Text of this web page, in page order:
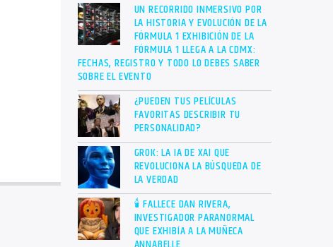
UN RECORRIDO INMERSIVO POR
LA HISTORIA Y EVOLUCIÓN DE LA
FÓRMULA 1 EXHIBICIÓN DE LA
FÓRMULA 1 LLEGA A LA CDMX:
FECHAS, REGISTRO Y TODO LO DEBES SABER
SOBRE EL EVENTO
¿PUEDEN TUS PELÍCULAS
FAVORITAS DESCRIBIR TU
PERSONALIDAD?
GROK: LA IA DE XAI QUE
REVOLUCIONA LA BÚSQUEDA DE
LA VERDAD
🕯 FALLECE DAN RIVERA,
INVESTIGADOR PARANORMAL
QUE EXHIBÍA A LA MUÑECA